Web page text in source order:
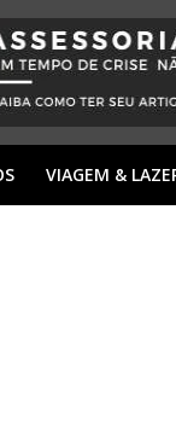
VIAGEM &